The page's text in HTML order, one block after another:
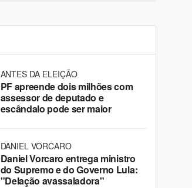
ANTES DA ELEIÇÃO
PF apreende dois milhões com
assessor de deputado e
escândalo pode ser maior
DANIEL VORCARO
Daniel Vorcaro entrega ministro
do Supremo e do Governo Lula:
"Delação avassaladora"